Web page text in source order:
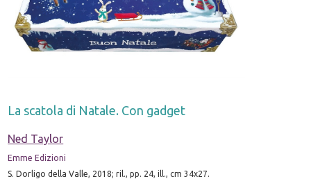
La scatola di Natale. Con gadget
Ned Taylor
Emme Edizioni
S. Dorligo della Valle, 2018; ril., pp. 24, ill., cm 34x27.